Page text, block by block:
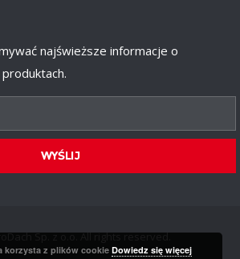
najświeższe informacje o
WYŚLIJ
Sp. z o.o. All rights reserved.
korzysta z plików cookieDowiedz się więcej